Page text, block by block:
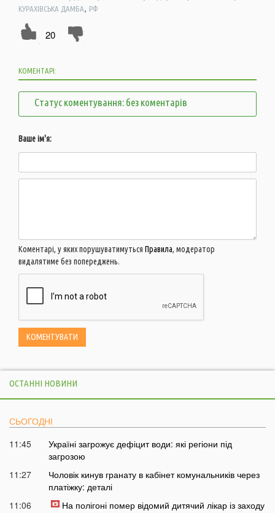
КУРАХІВСЬКА ДАМБА, РФ
20
КОМЕНТАРІ:
Статус коментування: без коментарів
Ваше ім'я:
Коментарі, у яких порушуватимуться Правила, модератор
видалятиме без попереджень.
ОСТАННІ НОВИНИ
СЬОГОДНІ
11:45
Україні загрожує дефіцит води: які регіони під
загрозою
11:27
Чоловік кинув гранату в кабінет комунальників через
платіжку: деталі
11:06
На полігоні помер відомий дитячий лікар із заходу